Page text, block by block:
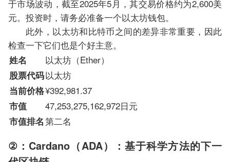
于市场波动，截至2025年5月，其交易价格约为2,600美
元。投资时，请务必准备一个以太坊钱包。
此外，以太坊和比特币之间的差异非常重要，因此
检查一下它们也是个好主意。
姓名 以太坊（Ether）
股票代码以太坊
当前价格¥392,981.37
市值 47,253,275,162,972日元
市值排名第二名
②：Cardano（ADA）：基于科学方法的下一